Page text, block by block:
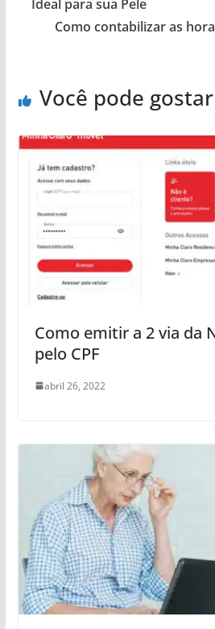
Ideal para sua Pele
Como contabilizar as
Você pode
Como emitir a 2 via da
pelo CPF
abril 26, 2022